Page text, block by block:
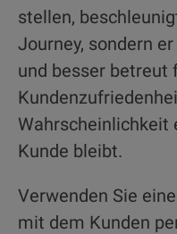
stellen,
Journey, sondern
und besser betreut
Wahrscheinlichkeit
Kunde bleibt.
Verwenden Sie
mit dem Kunden